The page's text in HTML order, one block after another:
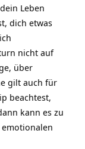
Leben
dich etwas
nicht auf
über
gilt auch für
beachtest,
kann es zu